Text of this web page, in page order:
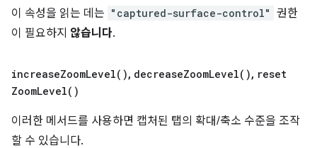
이 속성을 읽는 데는 "captured-surface-control" 권한
이 필요하지 않습니다.
increaseZoomLevel( ), decreaseZoomLevel( ), reset
ZoomLevel( )
이러한 메서드를 사용하면 캡처된 탭의 확대/축소 수준을 조작
할 수 있습니다.